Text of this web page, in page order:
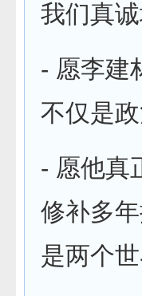
我们真诚
- 愿李建
不仅是
- 愿他真
修补多
是两个世